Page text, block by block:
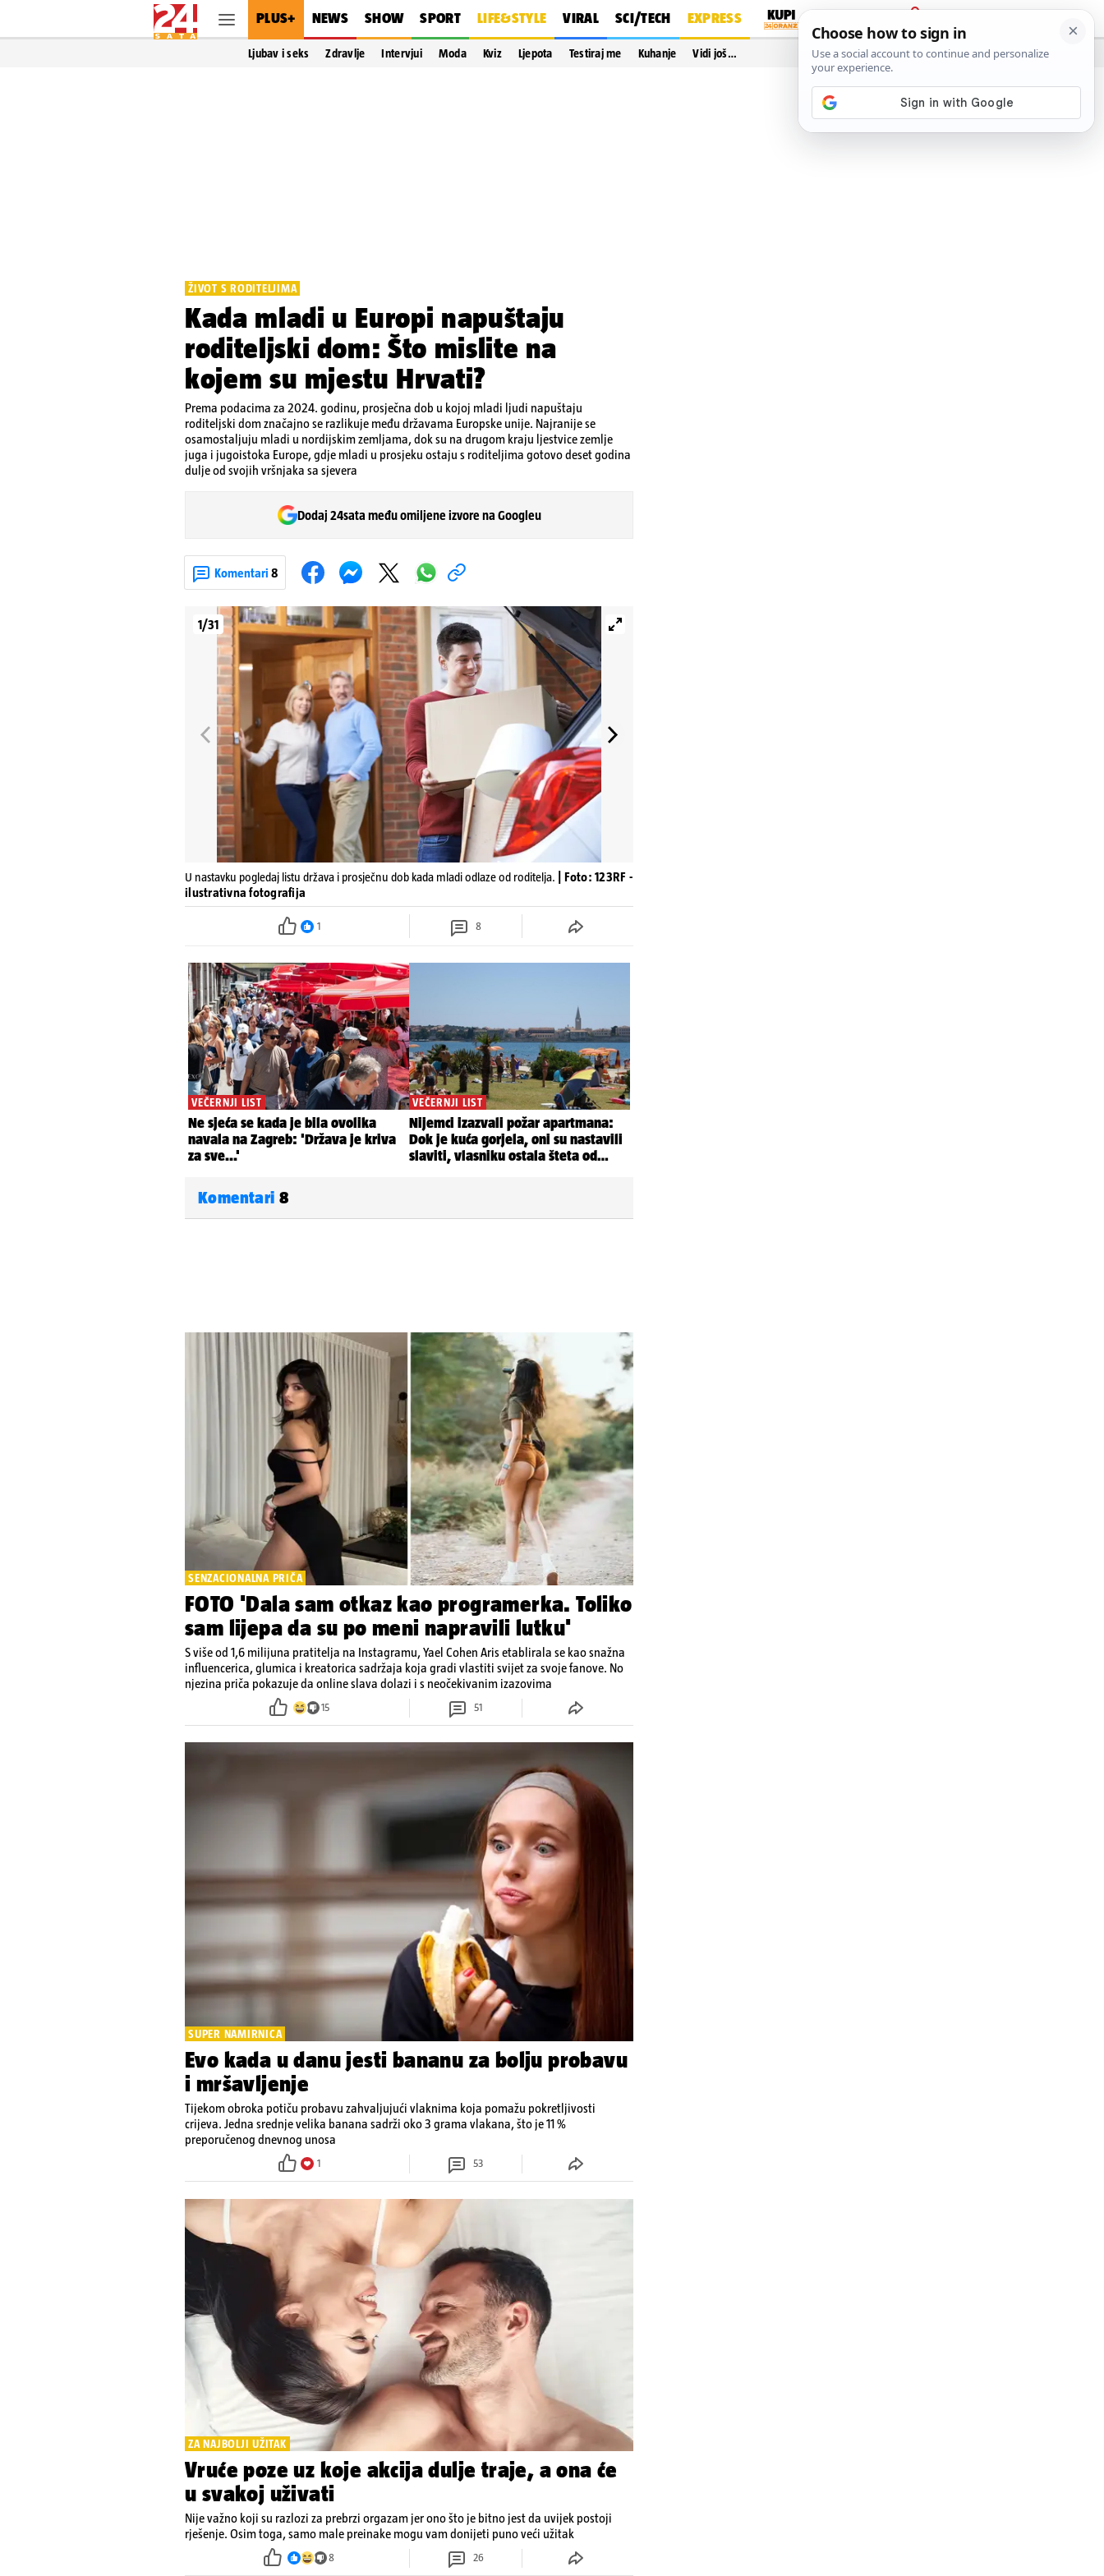
PLUS+ NEWS SHOW SPORT LIFE&STYLE VIRAL SCI/TECH EXPRESS
PRIJAVA
Ljubav i seks Zdravlje Intervjui Moda Kviz Ljepota Testiraj me Kuhanje Vidi još…
ŽIVOT S RODITELJIMA
Kada mladi u Europi napuštaju
roditeljski dom: Što mislite na
kojem su mjestu Hrvati?
Prema podacima za 2024. godinu, prosječna dob u kojoj mladi ljudi napuštaju
roditeljski dom značajno se razlikuje među državama Europske unije. Najranije se
osamostaljuju mladi u nordijskim zemljama, dok su na drugom kraju ljestvice zemlje
juga i jugoistoka Europe, gdje mladi u prosjeku ostaju s roditeljima gotovo deset godina
dulje od svojih vršnjaka sa sjevera
Dodaj 24sata među omiljene izvore na Googleu
Komentari 8
1/31
U nastavku pogledaj listu država i prosječnu dob kada mladi odlaze od roditelja.
| Foto: 123RF -
ilustrativna fotografija
1 8
Komentari 8
SENZACIONALNA PRIČA
FOTO 'Dala sam otkaz kao programerka. Toliko
sam lijepa da su po meni napravili lutku'
S više od 1,6 milijuna pratitelja na Instagramu, Yael Cohen Aris etablirala se kao snažna
influencerica, glumica i kreatorica sadržaja koja gradi vlastiti svijet za svoje fanove. No
njezina priča pokazuje da online slava dolazi i s neočekivanim izazovima
15 51
SUPER NAMIRNICA
Evo kada u danu jesti bananu za bolju probavu
i mršavljenje
Tijekom obroka potiču probavu zahvaljujući vlaknima koja pomažu pokretljivosti
crijeva. Jedna srednje velika banana sadrži oko 3 grama vlakana, što je 11 %
preporučenog dnevnog unosa
1 53
ZA NAJBOLJI UŽITAK
Vruće poze uz koje akcija dulje traje, a ona će
u svakoj uživati
Nije važno koji su razlozi za prebrzi orgazam jer ono što je bitno jest da uvijek postoji
rješenje. Osim toga, samo male preinake mogu vam donijeti puno veći užitak
8 26